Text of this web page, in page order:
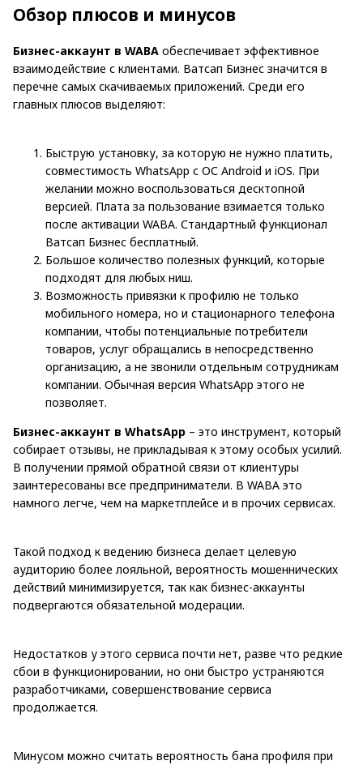
Обзор плюсов и минусов
Бизнес-аккаунт в WABA обеспечивает эффективное
взаимодействие с клиентами. Ватсап Бизнес значится в
перечне самых скачиваемых приложений. Среди его
главных плюсов выделяют:
Быструю установку, за которую не нужно платить,
совместимость WhatsApp с ОС Android и iOS. При
желании можно воспользоваться десктопной
версией. Плата за пользование взимается только
после активации WABA. Стандартный функционал
Ватсап Бизнес бесплатный.
Большое количество полезных функций, которые
подходят для любых ниш.
Возможность привязки к профилю не только
мобильного номера, но и стационарного телефона
компании, чтобы потенциальные потребители
товаров, услуг обращались в непосредственно
организацию, а не звонили отдельным сотрудникам
компании. Обычная версия WhatsApp этого не
позволяет.
Бизнес-аккаунт в WhatsApp – это инструмент, который
собирает отзывы, не прикладывая к этому особых усилий.
В получении прямой обратной связи от клиентуры
заинтересованы все предприниматели. В WABA это
намного легче, чем на маркетплейсе и в прочих сервисах.
Такой подход к ведению бизнеса делает целевую
аудиторию более лояльной, вероятность мошеннических
действий минимизируется, так как бизнес-аккаунты
подвергаются обязательной модерации.
Недостатков у этого сервиса почти нет, разве что редкие
сбои в функционировании, но они быстро устраняются
разработчиками, совершенствование сервиса
продолжается.
Минусом можно считать вероятность бана профиля при